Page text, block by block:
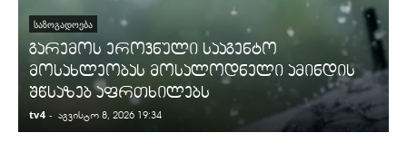
ᲡᲐᲖᲝᲒᲐᲓᲝᲔᲑᲐ
გარემოს ეროვნული სააგენტო
მოსახლეობას მოსალოდნელი ამინდის
შწსაზებ აფრთხილებს
tv4 - აგვისტო 8, 2026 19:34